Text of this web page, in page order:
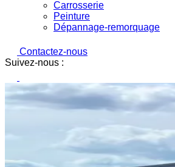
Carrosserie
Peinture
Dépannage-remorquage
Contactez-nous
Suivez-nous :